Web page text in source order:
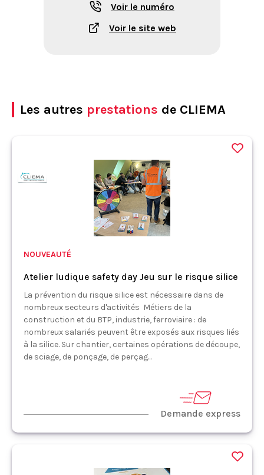
Voir le numéro
Voir le site web
Les autres prestations de CLIEMA
NOUVEAUTÉ
Atelier ludique safety day Jeu sur le risque silice
La prévention du risque silice est nécessaire dans de
nombreux secteurs d'activités Métiers de la
construction et du BTP, industrie, ferroviaire : de
nombreux salariés peuvent être exposés aux risques liés
à la silice. Sur chantier, certaines opérations de découpe,
de sciage, de ponçage, de perçag...
Demande express